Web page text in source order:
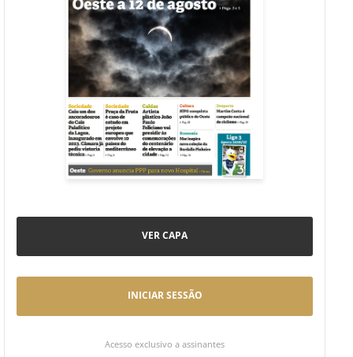
VER CAPA
INICIAR SESSÃO
Acesso exclusivo a assinantes